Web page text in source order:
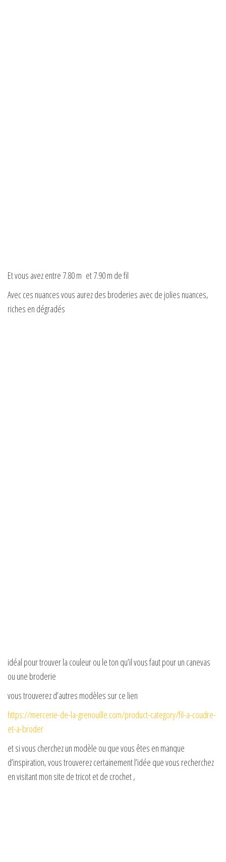
Et vous avez entre 7.80 m et 7.90 m de fil
Avec ces nuances vous aurez des broderies avec de jolies nuances,
riches en dégradés
idéal pour trouver la couleur ou le ton qu’il vous faut pour un canevas
ou une broderie
vous trouverez d’autres modèles sur ce lien
https://mercerie-de-la-grenouille.com/product-category/fil-a-coudre-
et-a-broder
et si vous cherchez un modèle ou que vous êtes en manque
d’inspiration, vous trouverez certainement l’idée que vous recherchez
en visitant mon site de tricot et de crochet ,